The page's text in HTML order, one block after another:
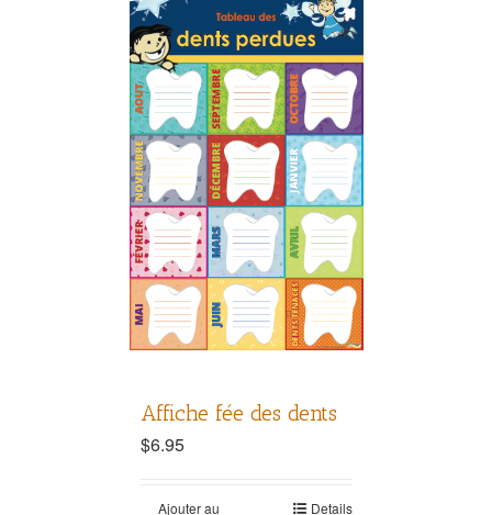
Affiche fée des dents
$6.95
Ajouter au
Details